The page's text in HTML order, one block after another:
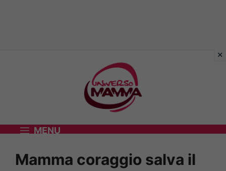
MENU
Mamma coraggio salva il